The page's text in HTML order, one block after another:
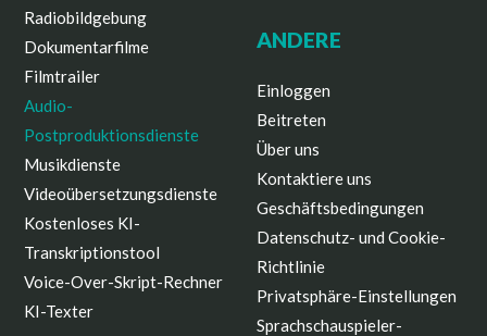
Radiobildgebung
Dokumentarfilme
Filmtrailer
Audio-
Postproduktionsdienste
Musikdienste
Videoübersetzungsdienste
Kostenloses KI-
Transkriptionstool
Voice-Over-Skript-Rechner
KI-Texter
ANDERE
Einloggen
Beitreten
Über uns
Kontaktiere uns
Geschäftsbedingungen
Datenschutz- und Cookie-
Richtlinie
Privatsphäre-Einstellungen
Sprachschauspieler-